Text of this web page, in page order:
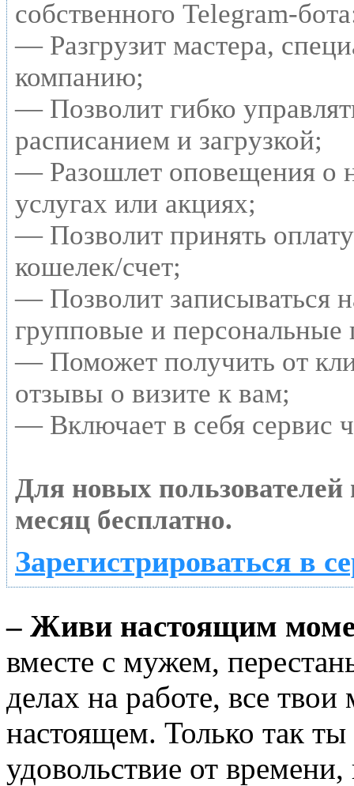
собственного Telegram-
— Разгрузит мастера,
компанию;
— Позволит гибко
расписанием и загрузкой;
— Разошлет оповещения о
услугах или акциях;
— Позволит принять
кошелек/счет;
— Позволит записываться
групповые и
— Поможет получить от
отзывы о визите к вам;
— Включает в себя сервис
Для новых
месяц бесплатно.
Зарегистрироваться в
– Живи настоящим
вместе с мужем,
делах на работе, все
настоящем. Только так
удовольствие от